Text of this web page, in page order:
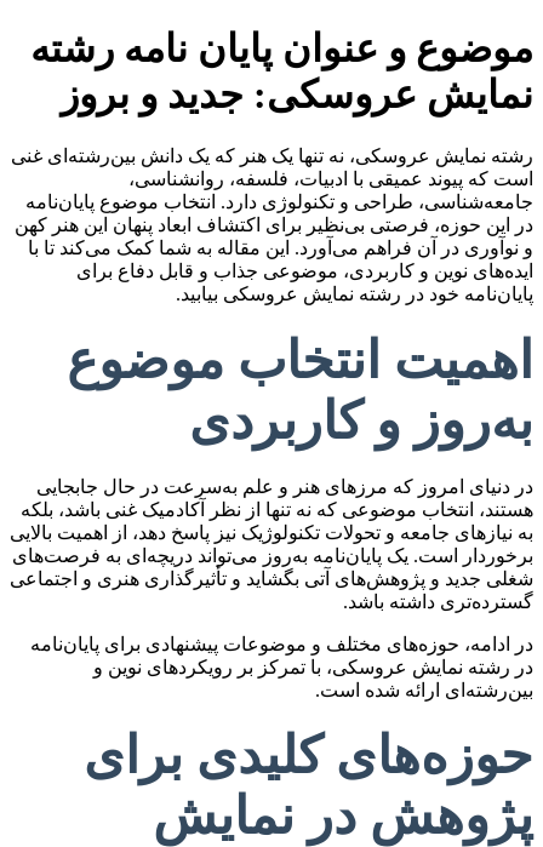
موضوع و عنوان پایان نامه رشته
نمایش عروسکی: جدید و بروز
رشته نمایش عروسکی، نه تنها یک هنر که یک دانش بین‌رشته‌ای غنی
است که پیوند عمیقی با ادبیات، فلسفه، روانشناسی،
جامعه‌شناسی، طراحی و تکنولوژی دارد. انتخاب موضوع پایان‌نامه
در این حوزه، فرصتی بی‌نظیر برای اکتشاف ابعاد پنهان این هنر کهن
و نوآوری در آن فراهم می‌آورد. این مقاله به شما کمک می‌کند تا با
ایده‌های نوین و کاربردی، موضوعی جذاب و قابل دفاع برای
پایان‌نامه خود در رشته نمایش عروسکی بیابید.
اهمیت انتخاب موضوع
به‌روز و کاربردی
در دنیای امروز که مرزهای هنر و علم به‌سرعت در حال جابجایی
هستند، انتخاب موضوعی که نه تنها از نظر آکادمیک غنی باشد، بلکه
به نیازهای جامعه و تحولات تکنولوژیک نیز پاسخ دهد، از اهمیت بالایی
برخوردار است. یک پایان‌نامه به‌روز می‌تواند دریچه‌ای به فرصت‌های
شغلی جدید و پژوهش‌های آتی بگشاید و تأثیرگذاری هنری و اجتماعی
گسترده‌تری داشته باشد.
در ادامه، حوزه‌های مختلف و موضوعات پیشنهادی برای پایان‌نامه
در رشته نمایش عروسکی، با تمرکز بر رویکردهای نوین و
بین‌رشته‌ای ارائه شده است.
حوزه‌های کلیدی برای
پژوهش در نمایش